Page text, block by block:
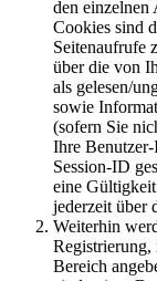
den einzelnen
Cookies sind
Seitenaufrufe
über die von
als gelesen/
sowie
(sofern Sie
Ihre
Session-ID
eine
jederzeit über
Weiterhin
Bereich